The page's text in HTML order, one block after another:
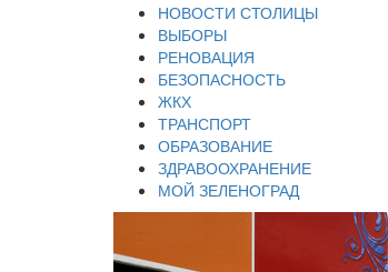
НОВОСТИ СТОЛИЦЫ
ВЫБОРЫ
РЕНОВАЦИЯ
БЕЗОПАСНОСТЬ
ЖКХ
ТРАНСПОРТ
ОБРАЗОВАНИЕ
ЗДРАВООХРАНЕНИЕ
МОЙ ЗЕЛЕНОГРАД